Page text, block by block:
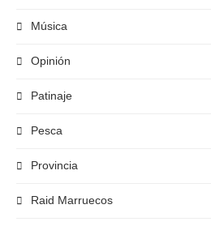
Música
Opinión
Patinaje
Pesca
Provincia
Raid Marruecos